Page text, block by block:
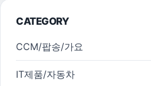
CATEGORY
CCM/팝송/가요
IT제품/자동차